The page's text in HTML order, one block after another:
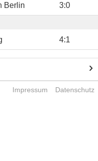
Berlin 3:0
4:1
Impressum Datenschutz